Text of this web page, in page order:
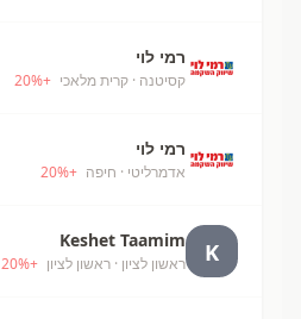
רמי לוי
קסיטנה · קרית מלאכי +
20%
רמי לוי
אדמרליטי · חיפה +
20%
K
Keshet Taamim
ראשון לציון · ראשון לציון +
20%